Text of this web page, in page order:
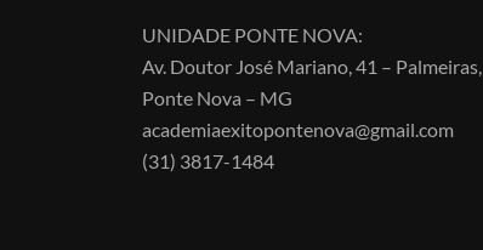
UNIDADE PONTE NOVA:
Av. Doutor José Mariano, 41 – Palmeiras,
Ponte Nova – MG
academiaexitopontenova@gmail.com
(31) 3817-1484